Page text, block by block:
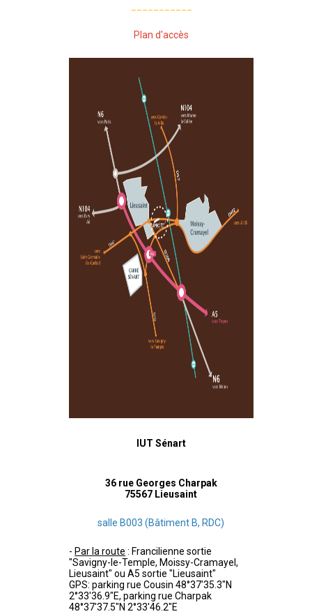
Plan d'accès
IUT Sénart
36 rue Georges Charpak
75567 Lieusaint
salle B003 (Bâtiment B, RDC)
- Par la route : Francilienne sortie
"Savigny-le-Temple, Moissy-Cramayel,
Lieusaint" ou A5 sortie "Lieusaint"
GPS: parking rue Cousin 48°37'35.3"N
2°33'36.9"E, parking rue Charpak
48°37'37.5"N 2°33'46.2"E